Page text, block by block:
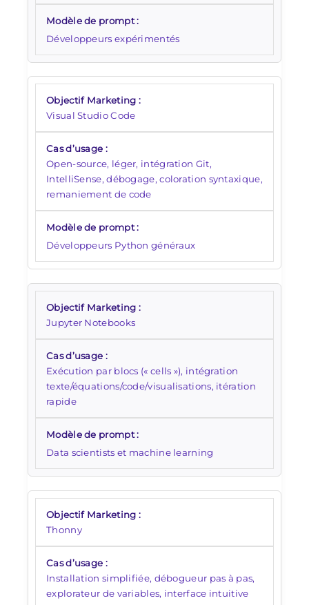
Développeurs expérimentés
Visual Studio Code
Open-source, léger, intégration Git,
IntelliSense, débogage, coloration syntaxique,
remaniement de code
Développeurs Python généraux
Jupyter Notebooks
Exécution par blocs (« cells »), intégration
texte/équations/code/visualisations, itération
rapide
Data scientists et machine learning
Thonny
Installation simplifiée, débogueur pas à pas,
explorateur de variables, interface intuitive